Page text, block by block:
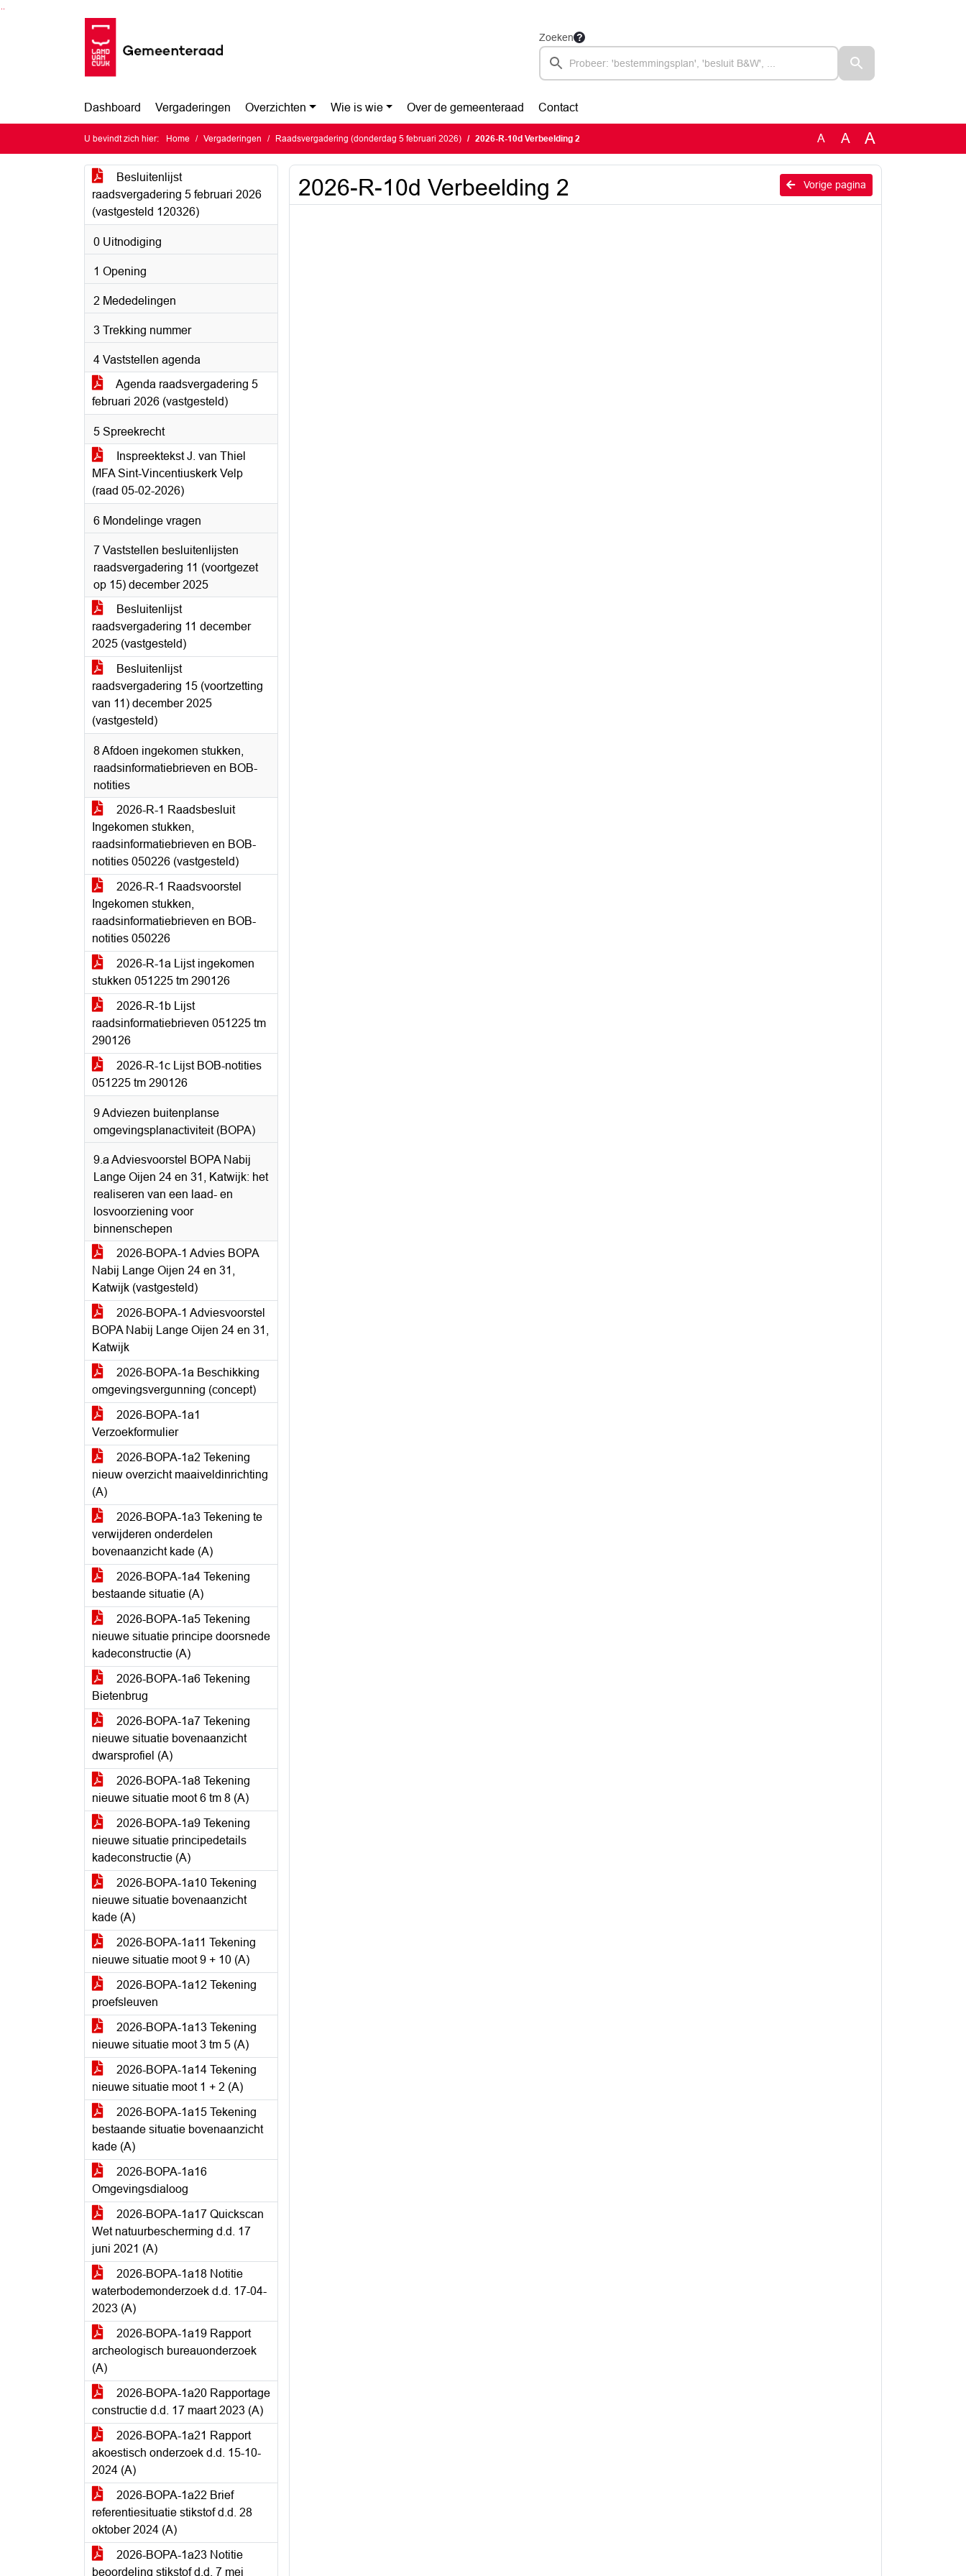
Ga naar de inhoud van deze pagina
Ga naar het zoeken
Ga naar het menu
Zoeken
Dashboard Vergaderingen Overzichten Wie is wie Over de gemeenteraad Contact
U bevindt zich hier: Home Vergaderingen Raadsvergadering (donderdag 5 februari 2026) 2026-R-10d Verbeelding 2 A A A
Besluitenlijst
raadsvergadering 5 februari 2026
(vastgesteld 120326)
0 Uitnodiging
1 Opening
2 Mededelingen
3 Trekking nummer
4 Vaststellen agenda
Agenda raadsvergadering 5
februari 2026 (vastgesteld)
5 Spreekrecht
Inspreektekst J. van Thiel
MFA Sint-Vincentiuskerk Velp
(raad 05-02-2026)
6 Mondelinge vragen
7 Vaststellen besluitenlijsten
raadsvergadering 11 (voortgezet
op 15) december 2025
Besluitenlijst
raadsvergadering 11 december
2025 (vastgesteld)
Besluitenlijst
raadsvergadering 15 (voortzetting
van 11) december 2025
(vastgesteld)
8 Afdoen ingekomen stukken,
raadsinformatiebrieven en BOB-
notities
2026-R-1 Raadsbesluit
Ingekomen stukken,
raadsinformatiebrieven en BOB-
notities 050226 (vastgesteld)
2026-R-1 Raadsvoorstel
Ingekomen stukken,
raadsinformatiebrieven en BOB-
notities 050226
2026-R-1a Lijst ingekomen
stukken 051225 tm 290126
2026-R-1b Lijst
raadsinformatiebrieven 051225 tm
290126
2026-R-1c Lijst BOB-notities
051225 tm 290126
9 Adviezen buitenplanse
omgevingsplanactiviteit (BOPA)
9.a Adviesvoorstel BOPA Nabij
Lange Oijen 24 en 31, Katwijk: het
realiseren van een laad- en
losvoorziening voor
binnenschepen
2026-BOPA-1 Advies BOPA
Nabij Lange Oijen 24 en 31,
Katwijk (vastgesteld)
2026-BOPA-1 Adviesvoorstel
BOPA Nabij Lange Oijen 24 en 31,
Katwijk
2026-BOPA-1a Beschikking
omgevingsvergunning (concept)
2026-BOPA-1a1
Verzoekformulier
2026-BOPA-1a2 Tekening
nieuw overzicht maaiveldinrichting
(A)
2026-BOPA-1a3 Tekening te
verwijderen onderdelen
bovenaanzicht kade (A)
2026-BOPA-1a4 Tekening
bestaande situatie (A)
2026-BOPA-1a5 Tekening
nieuwe situatie principe doorsnede
kadeconstructie (A)
2026-BOPA-1a6 Tekening
Bietenbrug
2026-BOPA-1a7 Tekening
nieuwe situatie bovenaanzicht
dwarsprofiel (A)
2026-BOPA-1a8 Tekening
nieuwe situatie moot 6 tm 8 (A)
2026-BOPA-1a9 Tekening
nieuwe situatie principedetails
kadeconstructie (A)
2026-BOPA-1a10 Tekening
nieuwe situatie bovenaanzicht
kade (A)
2026-BOPA-1a11 Tekening
nieuwe situatie moot 9 + 10 (A)
2026-BOPA-1a12 Tekening
proefsleuven
2026-BOPA-1a13 Tekening
nieuwe situatie moot 3 tm 5 (A)
2026-BOPA-1a14 Tekening
nieuwe situatie moot 1 + 2 (A)
2026-BOPA-1a15 Tekening
bestaande situatie bovenaanzicht
kade (A)
2026-BOPA-1a16
Omgevingsdialoog
2026-BOPA-1a17 Quickscan
Wet natuurbescherming d.d. 17
juni 2021 (A)
2026-BOPA-1a18 Notitie
waterbodemonderzoek d.d. 17-04-
2023 (A)
2026-BOPA-1a19 Rapport
archeologisch bureauonderzoek
(A)
2026-BOPA-1a20 Rapportage
constructie d.d. 17 maart 2023 (A)
2026-BOPA-1a21 Rapport
akoestisch onderzoek d.d. 15-10-
2024 (A)
2026-BOPA-1a22 Brief
referentiesituatie stikstof d.d. 28
oktober 2024 (A)
2026-BOPA-1a23 Notitie
beoordeling stikstof d.d. 7 mei
Vorige pagina
2026-R-10d Verbeelding 2